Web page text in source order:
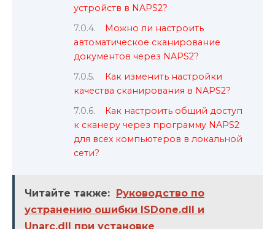
устройств в NAPS2?
Можно ли настроить
автоматическое сканирование
документов через NAPS2?
Как изменить настройки
качества сканирования в NAPS2?
Как настроить общий доступ
к сканеру через программу NAPS2
для всех компьютеров в локальной
сети?
Читайте также:
Руководство по
устранению ошибки ISDone.dll и
Unarc.dll при установке